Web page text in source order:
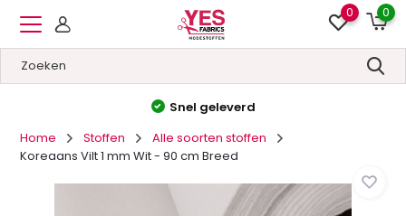
0 0
Hoge kwaliteit&Lage prijzen
Home
Stoffen
Alle soorten stoffen
Koreaans Vilt 1 mm Wit - 90 cm Breed